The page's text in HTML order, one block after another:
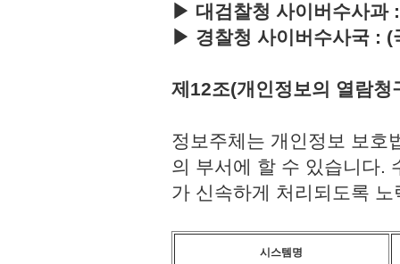
▶ 대검찰청 사이버수사
▶ 경찰청 사이버수사국 :
제12조(개인정보의 열람청
정보주체는 개인정보 보호
의 부서에 할 수 있습니다.
가 신속하게 처리되도록
시스템명